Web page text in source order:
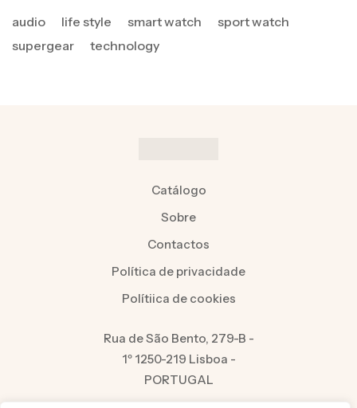
audio life style smart watch
sport watch
supergear
technology
Catálogo
Sobre
Contactos
Política de privacidade
Polítiica de cookies
Rua de São Bento, 279-B -
1º 1250-219 Lisboa -
PORTUGAL